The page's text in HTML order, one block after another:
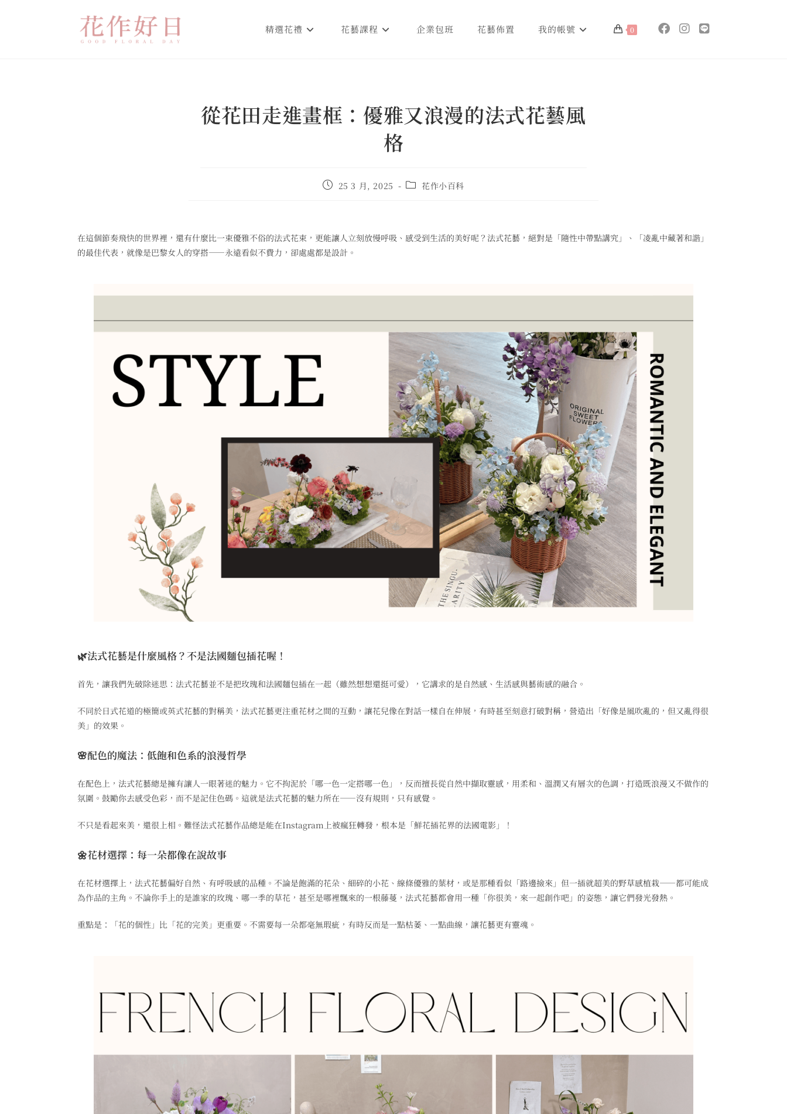
精選花禮 花藝課程 企業包班 花藝佈置 我的帳號 0
從花田走進畫框：優雅又浪漫的法式花藝風
格
25 3 月, 2025 花作小百科
在這個節奏飛快的世界裡，還有什麼比一束優雅不俗的法式花束，更能讓人立刻放慢呼吸、感受到生活的美好呢？法式花藝，絕對是「隨性中帶點講究」、「凌亂中藏著和諧」
的最佳代表，就像是巴黎女人的穿搭——永遠看似不費力，卻處處都是設計。
🌿法式花藝是什麼風格？不是法國麵包插花喔！
首先，讓我們先破除迷思：法式花藝並不是把玫瑰和法國麵包插在一起（雖然想想還挺可愛），它講求的是自然感、生活感與藝術感的融合。
不同於日式花道的極簡或英式花藝的對稱美，法式花藝更注重花材之間的互動，讓花兒像在對話一樣自在伸展，有時甚至刻意打破對稱，營造出「好像是風吹亂的，但又亂得很
美」的效果。
🌸配色的魔法：低飽和色系的浪漫哲學
在配色上，法式花藝總是擁有讓人一眼著迷的魅力。它不拘泥於「哪一色一定搭哪一色」，反而擅長從自然中擷取靈感，用柔和、溫潤又有層次的色調，打造既浪漫又不做作的
氛圍。鼓勵你去感受色彩，而不是記住色碼。這就是法式花藝的魅力所在——沒有規則，只有感覺。
不只是看起來美，還很上相。難怪法式花藝作品總是能在Instagram上被瘋狂轉發，根本是「鮮花插花界的法國電影」！
🌼花材選擇：每一朵都像在說故事
在花材選擇上，法式花藝偏好自然、有呼吸感的品種。不論是飽滿的花朵、細碎的小花、線條優雅的葉材，或是那種看似「路邊撿來」但一插就超美的野草感植栽——都可能成
為作品的主角。不論你手上的是誰家的玫瑰、哪一季的草花，甚至是哪裡飄來的一根藤蔓，法式花藝都會用一種「你很美，來一起創作吧」的姿態，讓它們發光發熱。
重點是：「花的個性」比「花的完美」更重要。不需要每一朵都毫無瑕疵，有時反而是一點枯萎、一點曲線，讓花藝更有靈魂。